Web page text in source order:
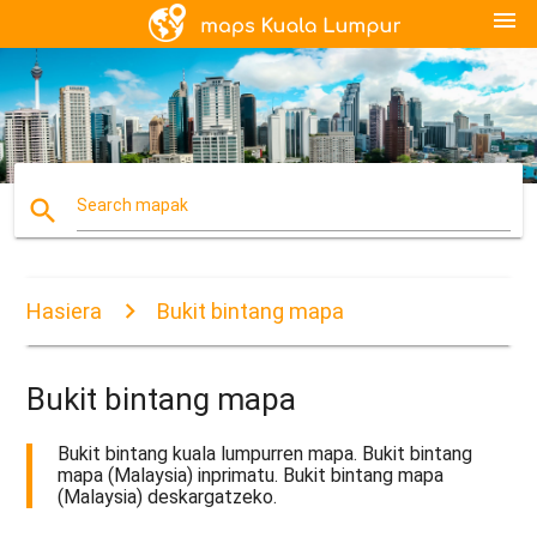
menu
search Search mapak
Hasiera Bukit bintang mapa
Bukit bintang mapa
Bukit bintang kuala lumpurren mapa. Bukit bintang
mapa (Malaysia) inprimatu. Bukit bintang mapa
(Malaysia) deskargatzeko.